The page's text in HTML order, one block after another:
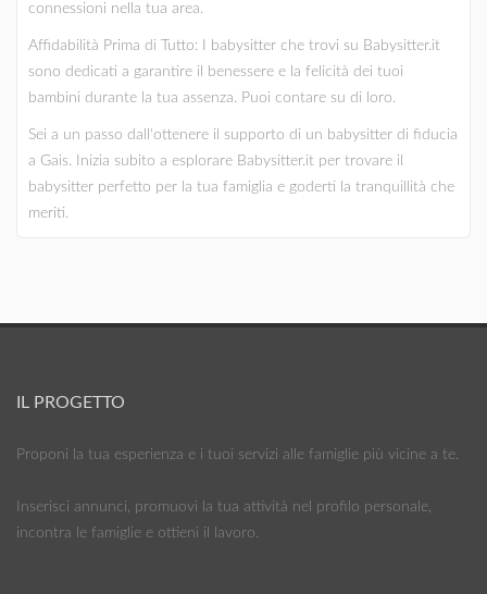
connessioni nella tua area.
Affidabilità Prima di Tutto: I babysitter che trovi su Babysitter.it
sono dedicati a garantire il benessere e la felicità dei tuoi
bambini durante la tua assenza. Puoi contare su di loro.
Sei a un passo dall'ottenere il supporto di un babysitter di fiducia
a Gais. Inizia subito a esplorare Babysitter.it per trovare il
babysitter perfetto per la tua famiglia e goderti la tranquillità che
meriti.
IL PROGETTO
Proponi la tua esperienza e i tuoi servizi alle famiglie più vicine a te.
Inserisci annunci, promuovi la tua attività nel profilo personale,
incontra le famiglie e ottieni il lavoro.